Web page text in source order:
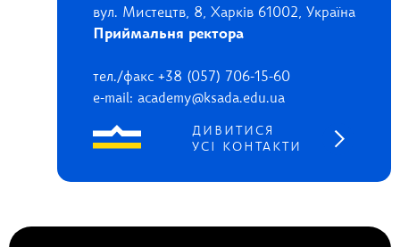
вул. Мистецтв, 8, Харків 61002, Україна
Приймальня ректора
тел./факс +38 (057) 706-15-60
e-mail: academy@ksada.edu.ua
ДИВИТИСЯ
УСІ КОНТАКТИ